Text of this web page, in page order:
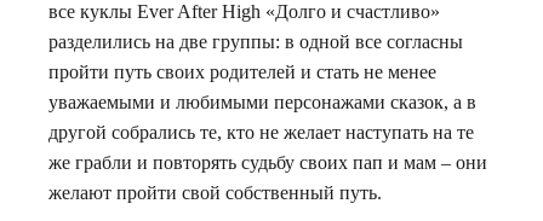
все куклы Ever After High «Долго и счастливо»
разделились на две группы: в одной все согласны
пройти путь своих родителей и стать не менее
уважаемыми и любимыми персонажами сказок, а в
другой собрались те, кто не желает наступать на те
же грабли и повторять судьбу своих пап и мам – они
желают пройти свой собственный путь.